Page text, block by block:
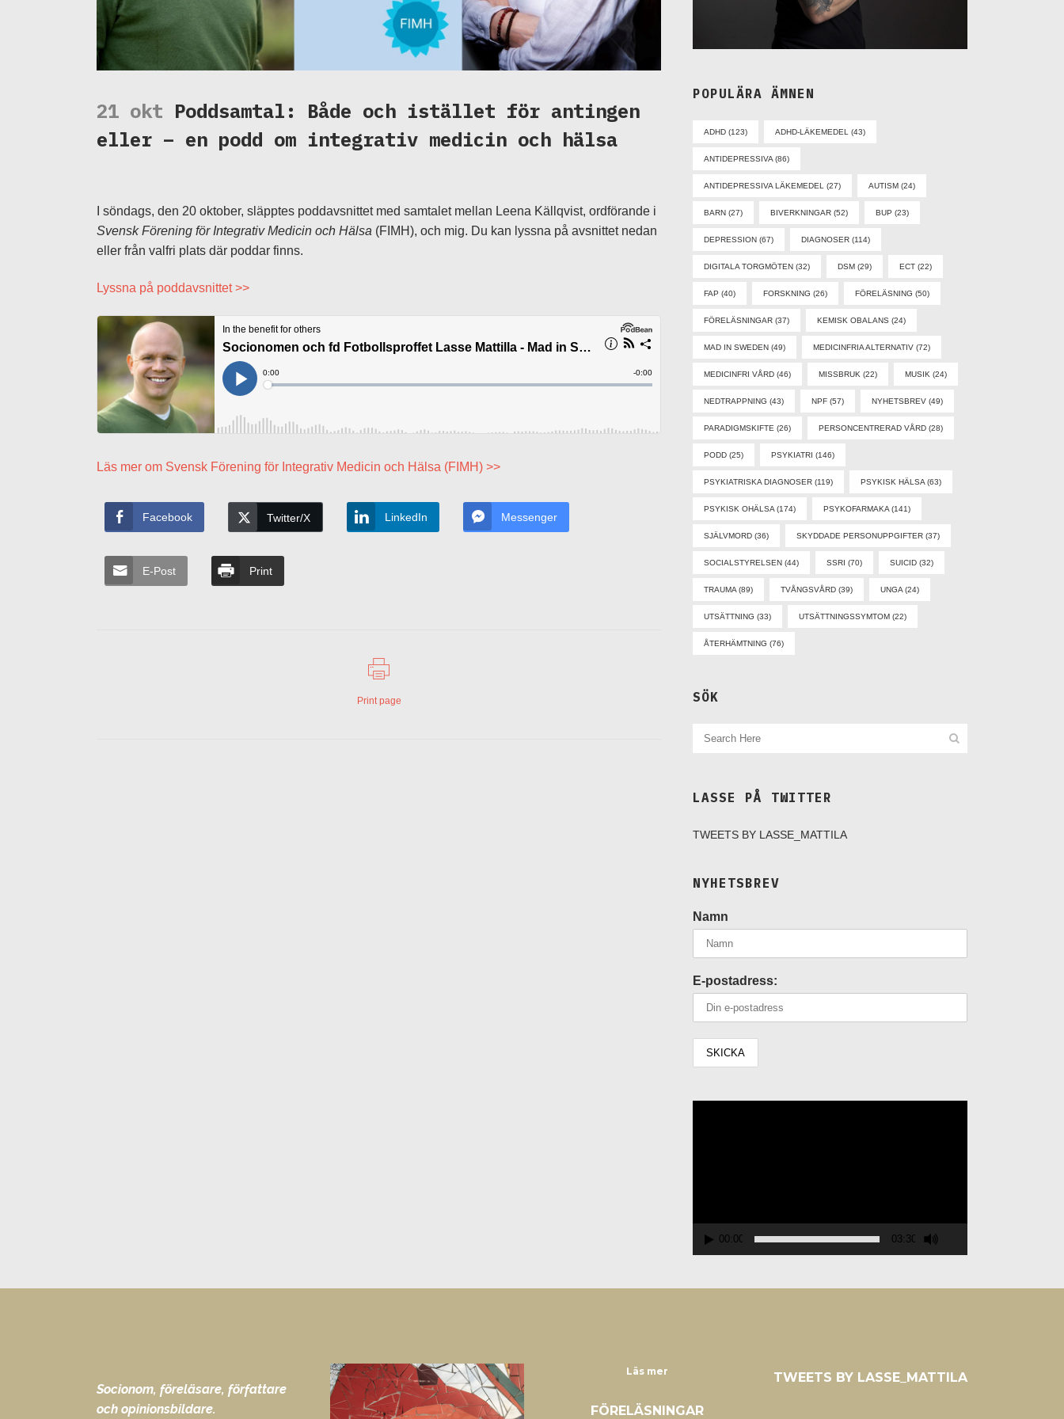
21 okt Poddsamtal: Både och istället för antingen
eller – en podd om integrativ medicin och hälsa
I söndags, den 20 oktober, släpptes poddavsnittet med samtalet mellan Leena Källqvist, ordförande i
Svensk Förening för Integrativ Medicin och Hälsa (FIMH), och mig. Du kan lyssna på avsnittet nedan
eller från valfri plats där poddar finns.
Lyssna på poddavsnittet >>
Läs mer om Svensk Förening för Integrativ Medicin och Hälsa (FIMH) >>
Facebook Twitter/X LinkedIn Messenger
E-Post Print
Print page
POPULÄRA ÄMNEN
ADHD (123) ADHD-LÄKEMEDEL (43)
ANTIDEPRESSIVA (86)
ANTIDEPRESSIVA LÄKEMEDEL (27) AUTISM (24)
BARN (27) BIVERKNINGAR (52) BUP (23)
DEPRESSION (67) DIAGNOSER (114)
DIGITALA TORGMÖTEN (32) DSM (29) ECT (22)
FAP (40) FORSKNING (26) FÖRELÄSNING (50)
FÖRELÄSNINGAR (37) KEMISK OBALANS (24)
MAD IN SWEDEN (49) MEDICINFRIA ALTERNATIV (72)
MEDICINFRI VÅRD (46) MISSBRUK (22) MUSIK (24)
NEDTRAPPNING (43) NPF (57) NYHETSBREV (49)
PARADIGMSKIFTE (26) PERSONCENTRERAD VÅRD (28)
PODD (25) PSYKIATRI (146)
PSYKIATRISKA DIAGNOSER (119) PSYKISK HÄLSA (63)
PSYKISK OHÄLSA (174) PSYKOFARMAKA (141)
SJÄLVMORD (36) SKYDDADE PERSONUPPGIFTER (37)
SOCIALSTYRELSEN (44) SSRI (70) SUICID (32)
TRAUMA (89) TVÅNGSVÅRD (39) UNGA (24)
UTSÄTTNING (33) UTSÄTTNINGSSYMTOM (22)
ÅTERHÄMTNING (76)
SÖK
LASSE PÅ TWITTER
TWEETS BY LASSE_MATTILA
NYHETSBREV
Namn
E-postadress:
00:00 03:30
Socionom, föreläsare, författare
och opinionsbildare.
Läs mer
FÖRELÄSNINGAR
TWEETS BY LASSE_MATTILA